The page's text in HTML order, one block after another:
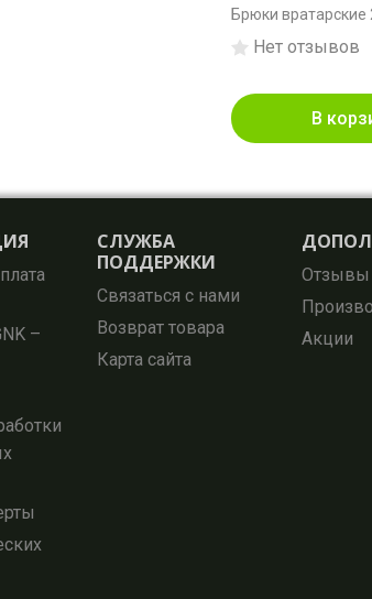
Брюки вратарские
Нет отзывов
В
–
СЛУЖБА
ПОДДЕРЖКИ
Связаться с нами
Возврат товара
Карта сайта
Отзывы
Акции